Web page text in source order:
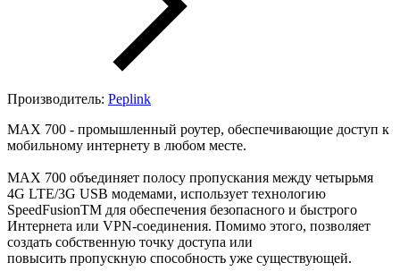
Производитель: Peplink
MAX 700 - промышленный роутер, обеспечивающие доступ к
мобильному интернету в любом месте.
MAX 700 объединяет полосу пропускания между четырьмя
4G LTE/3G USB модемами, использует технологию
SpeedFusionTM для обеспечения безопасного и быстрого
Интернета или VPN-соединения. Помимо этого, позволяет
создать собственную точку доступа или
повысить пропускную способность уже существующей.